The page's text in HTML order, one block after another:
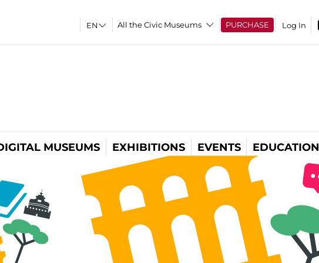
All the Civic Museums PURCHASE Log In
MUSEUMS EXHIBITIONS EVENTS EDUCATION